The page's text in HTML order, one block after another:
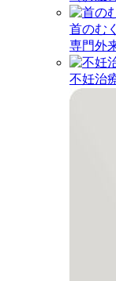
首のむ
専門外
不妊治